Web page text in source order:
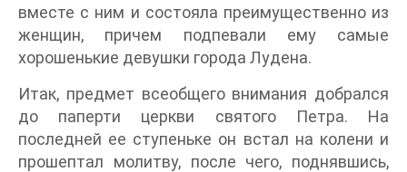
вместе с ним и состояла преимущественно из
женщин, причем подпевали ему самые
хорошенькие девушки города Лудена.
Итак, предмет всеобщего внимания добрался
до паперти церкви святого Петра. На
последней ее ступеньке он встал на колени и
прошептал молитву, после чего, поднявшись,